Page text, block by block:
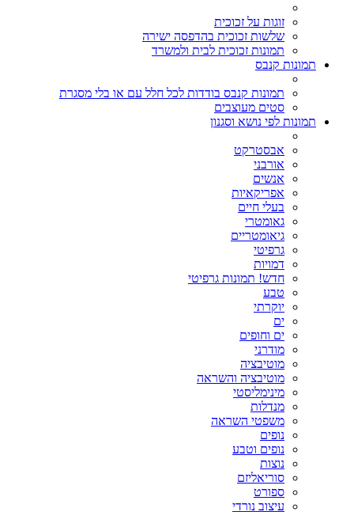
זוגות על זכוכית
שלשות זכוכית בהדפסה ישירה
תמונות זכוכית לבית ולמשרד
תמונות קנבס
תמונות קנבס בודדות לכל חלל עם או בלי מסגרת
סטים מעוצבים
תמונות לפי נושא וסגנון
אבסטרקט
אורבני
אנשים
אפריקאיות
בעלי חיים
גאומטרי
גיאומטריים
גרפיטי
דמויות
חדש! תמונות גרפיטי
טבע
יוקרתי
ים
ים וחופים
מודרני
מוטיבציה
מוטיבציה והשראה
מינימליסטי
מנדלות
משפטי השראה
נופים
נופים וטבע
נוצות
סוריאליזם
ספורט
עיצוב נורדי